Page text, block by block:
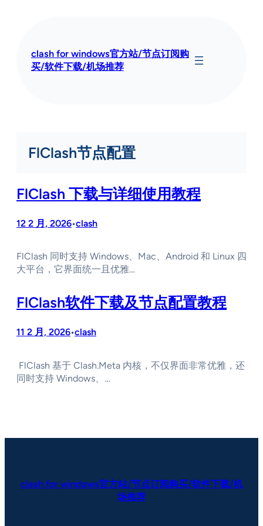
clash for windows官方站/节点订阅购
买/软件下载/机场推荐
FlClash节点配置
FlClash 下载与详细使用教程​
12 2 月, 2026•clash
FlClash 同时支持 Windows、Mac、Android 和 Linux 四
大平台，它界面统一且优雅…
FlClash软件下载及节点配置教程
11 2 月, 2026•clash
FlClash 基于 Clash.Meta 内核，不仅界面非常优雅，还
同时支持 Windows、…
clash for windows官方站/节点订阅购买/软件下载/机
场推荐